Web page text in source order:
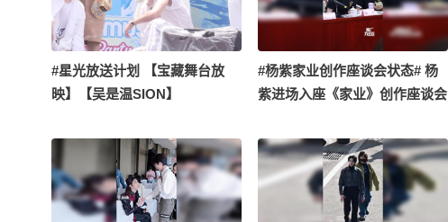
#星光放送计划 【宝藏舞台放
映】【吴是温SION】
乐园CARIBBEAN BAY
#杨紫家业创作座谈会状态# 杨
紫进场入座《家业》创作座谈会